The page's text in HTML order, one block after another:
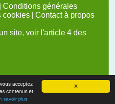
X
acceptez
contenus et
savoir plus
| Conditions générales
cookies | Contact à propos
site, voir l'article 4 des